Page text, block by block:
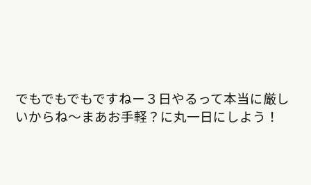
でもでもでもですねー３日やるって本当に厳し
いからね〜まあお手軽？に丸一日にしよう！